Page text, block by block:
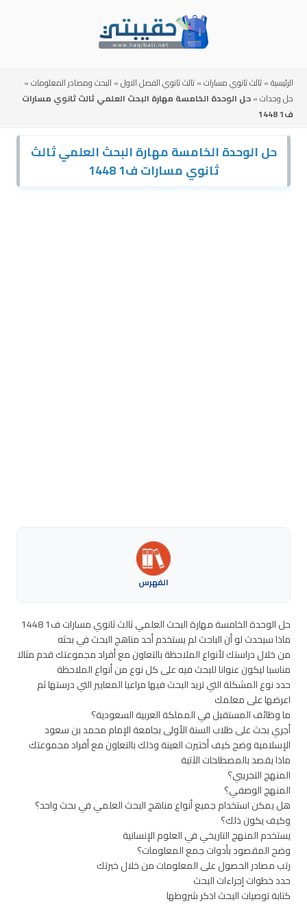
الرئيسية»ثالث ثانوي مسارات»ثالث ثانوي الفصل الاول» البحث ومصادر المعلومات»
حل وحدات»حل الوحدة الخامسة مهارة البحث العلمي ثالث ثانوي مسارات
ف1 1448
حل الوحدة الخامسة مهارة البحث العلمي ثالث
ثانوي مسارات ف1 1448
الفهرس
حل الوحدة الخامسة مهارة البحث العلمي ثالث ثانوي مسارات ف1 1448
ماذا سيحدث لو أن الباحث لم يستخدم أحد مناهج البحث في بحثه
من خلال دراستك لأنواع الملاحظة بالتعاون مع أفراد مجموعتك قدم مثالا
مناسبا ليكون عنوانا للبحث فيه على كل نوع من أنواع الملاحظة
حدد نوع المشكلة التي تريد البحث فيها مراعيا المعايير التي درستها ثم
اعرضها على معلمك
ما وظائف المستقبل في المملكة العربية السعودية؟
أجري بحث على طلاب السنة الأولى بجامعة الإمام محمد بن سعود
الإسلامية وضح كيف أختيرت العينة وذلك بالتعاون مع أفراد مجموعتك
ماذا يقصد بالمصطلحات الآتية
المنهج التجريبي؟
المنهج الوصفي؟
هل يمكن استخدام جميع أنواع مناهج البحث العلمي في بحث واحد؟
وكيف يكون ذلك؟
يستخدم المنهج التاريخي في العلوم الإنسانية
وضح المقصود بأدوات جمع المعلومات؟
رتب مصادر الحصول على المعلومات من خلال خبرتك
حدد خطوات إجراءات البحث
كتابة توصيات البحث اذكر شروطها